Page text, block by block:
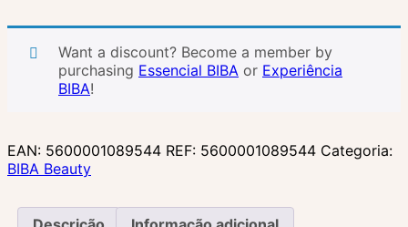
Gel
Banho
Espuma
Want a discount? Become a member by
purchasing Essencial BIBA or Experiência
BIBA!
EAN: 5600001089544 REF: 5600001089544 Categoria:
BIBA Beauty